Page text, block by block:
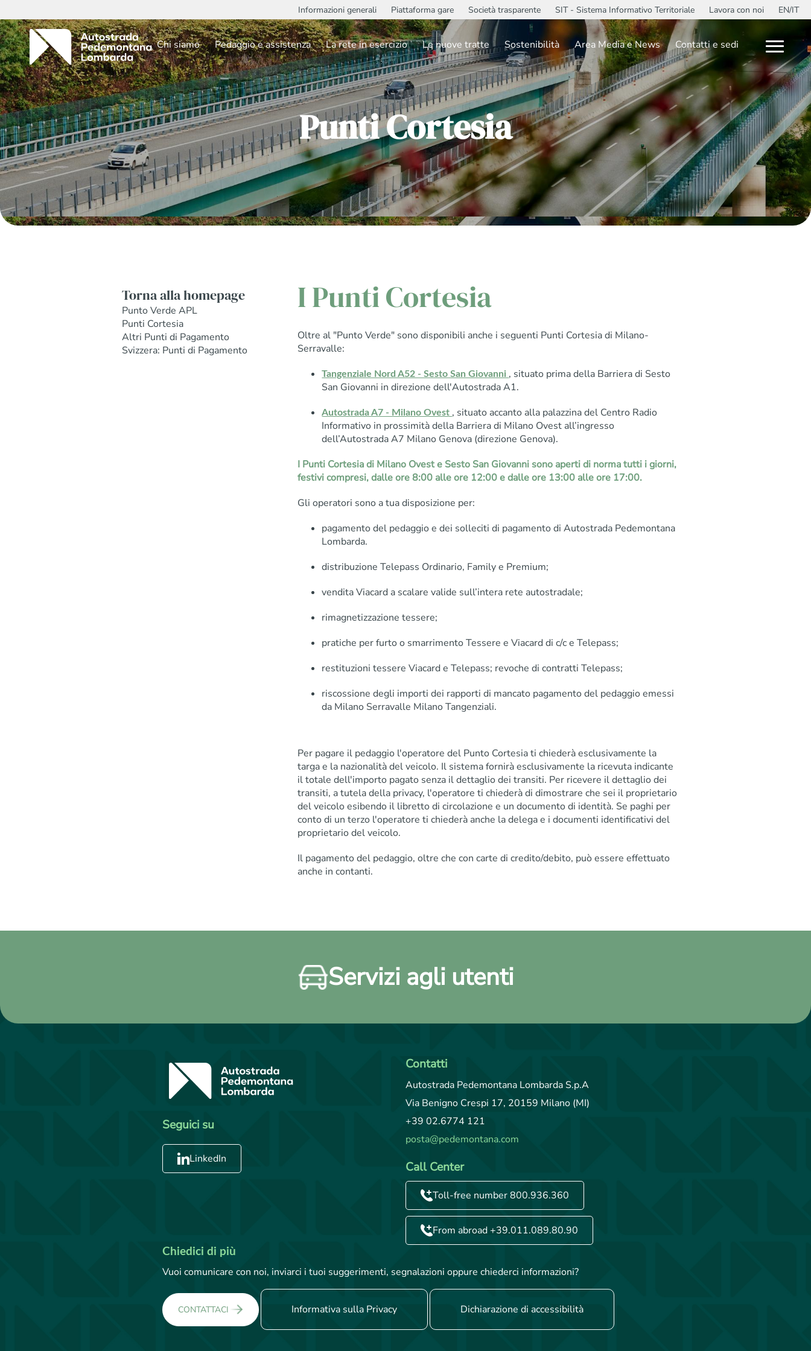
Informazioni generali Piattaforma gare Società trasparente SIT - Sistema Informativo Territoriale Lavora con noi EN/IT
Chi siamo Pedaggio e assistenza La rete in esercizio Le nuove tratte Sostenibilità Area Media e News Contatti e sedi
Punti Cortesia
Torna alla homepage
Punto Verde APL
Punti Cortesia
Altri Punti di Pagamento
Svizzera: Punti di Pagamento
I Punti Cortesia
Oltre al "Punto Verde" sono disponibili anche i seguenti Punti Cortesia di Milano-
Serravalle:
Tangenziale Nord A52 - Sesto San Giovanni , situato prima della Barriera di Sesto
San Giovanni in direzione dell'Autostrada A1.
Autostrada A7 - Milano Ovest , situato accanto alla palazzina del Centro Radio
Informativo in prossimità della Barriera di Milano Ovest all’ingresso
dell’Autostrada A7 Milano Genova (direzione Genova).
I Punti Cortesia di Milano Ovest e Sesto San Giovanni sono aperti di norma tutti i giorni,
festivi compresi, dalle ore 8:00 alle ore 12:00 e dalle ore 13:00 alle ore 17:00.
Gli operatori sono a tua disposizione per:
pagamento del pedaggio e dei solleciti di pagamento di Autostrada Pedemontana
Lombarda.
distribuzione Telepass Ordinario, Family e Premium;
vendita Viacard a scalare valide sull’intera rete autostradale;
rimagnetizzazione tessere;
pratiche per furto o smarrimento Tessere e Viacard di c/c e Telepass;
restituzioni tessere Viacard e Telepass; revoche di contratti Telepass;
riscossione degli importi dei rapporti di mancato pagamento del pedaggio emessi
da Milano Serravalle Milano Tangenziali.
Per pagare il pedaggio l'operatore del Punto Cortesia ti chiederà esclusivamente la
targa e la nazionalità del veicolo. Il sistema fornirà esclusivamente la ricevuta indicante
il totale dell'importo pagato senza il dettaglio dei transiti. Per ricevere il dettaglio dei
transiti, a tutela della privacy, l'operatore ti chiederà di dimostrare che sei il proprietario
del veicolo esibendo il libretto di circolazione e un documento di identità. Se paghi per
conto di un terzo l'operatore ti chiederà anche la delega e i documenti identificativi del
proprietario del veicolo.
Il pagamento del pedaggio, oltre che con carte di credito/debito, può essere effettuato
anche in contanti.
Servizi agli utenti
Seguici su
LinkedIn
Contatti
Autostrada Pedemontana Lombarda S.p.A
Via Benigno Crespi 17, 20159 Milano (MI)
+39 02.6774 121
posta@pedemontana.com
Call Center
Toll-free number 800.936.360
From abroad +39.011.089.80.90
Chiedici di più
Vuoi comunicare con noi, inviarci i tuoi suggerimenti, segnalazioni oppure chiederci informazioni?
CONTATTACI Informativa sulla Privacy Dichiarazione di accessibilità